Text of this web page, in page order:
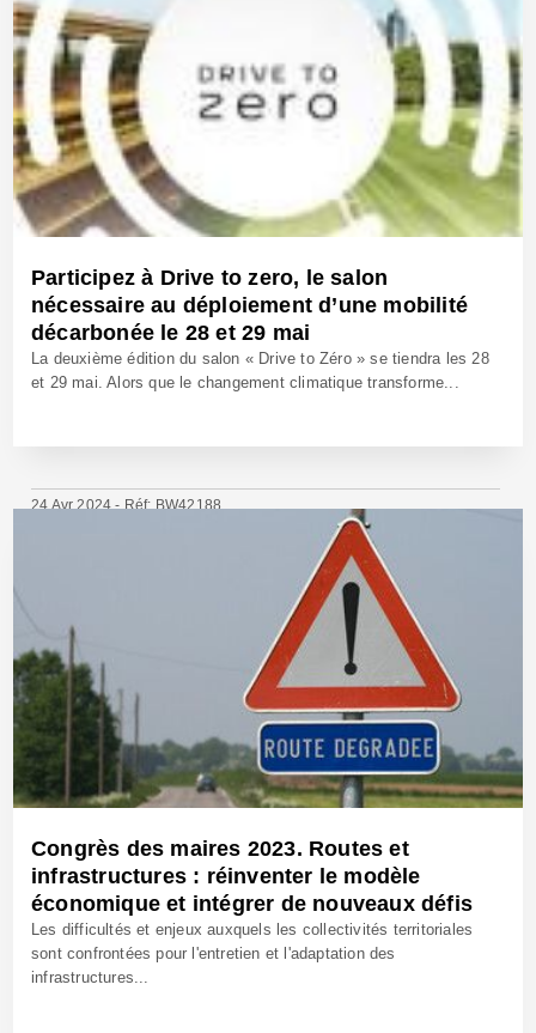
Participez à Drive to zero, le salon
nécessaire au déploiement d’une mobilité
décarbonée le 28 et 29 mai
La deuxième édition du salon « Drive to Zéro » se tiendra les 28
et 29 mai. Alors que le changement climatique transforme...
24 Avr 2024 - Réf: BW42188
Congrès des maires 2023. Routes et
infrastructures : réinventer le modèle
économique et intégrer de nouveaux défis
Les difficultés et enjeux auxquels les collectivités territoriales
sont confrontées pour l'entretien et l'adaptation des
infrastructures...